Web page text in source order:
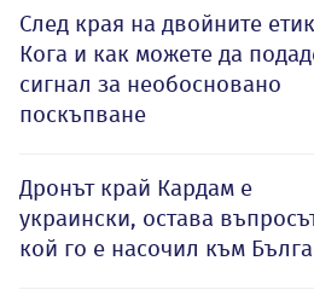
След края на двойните
Кога и как можете да
сигнал за необосновано
поскъпване
Дронът край Кардам е
украински, остава
кой го е насочил към